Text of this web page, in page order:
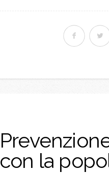
con la